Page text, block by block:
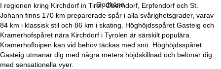
Godkänn
s
d
I regionen kring Kirchdorf in Tirol, Oberndorf, Erpfendorf och St.
Johann finns 170 km preparerade spår i alla svårighetsgrader, varav
84 km i klassisk stil och 86 km i skating. Höghöjdsspåret Gasteig och
Kramerhofspåret nära Kirchdorf i Tyrolen är särskilt populära.
Kramerhofloipen kan vid behov täckas med snö. Höghöjdsspåret
Gasteig utmanar dig med några meters höjdskillnad och belönar dig
med sensationella vyer.